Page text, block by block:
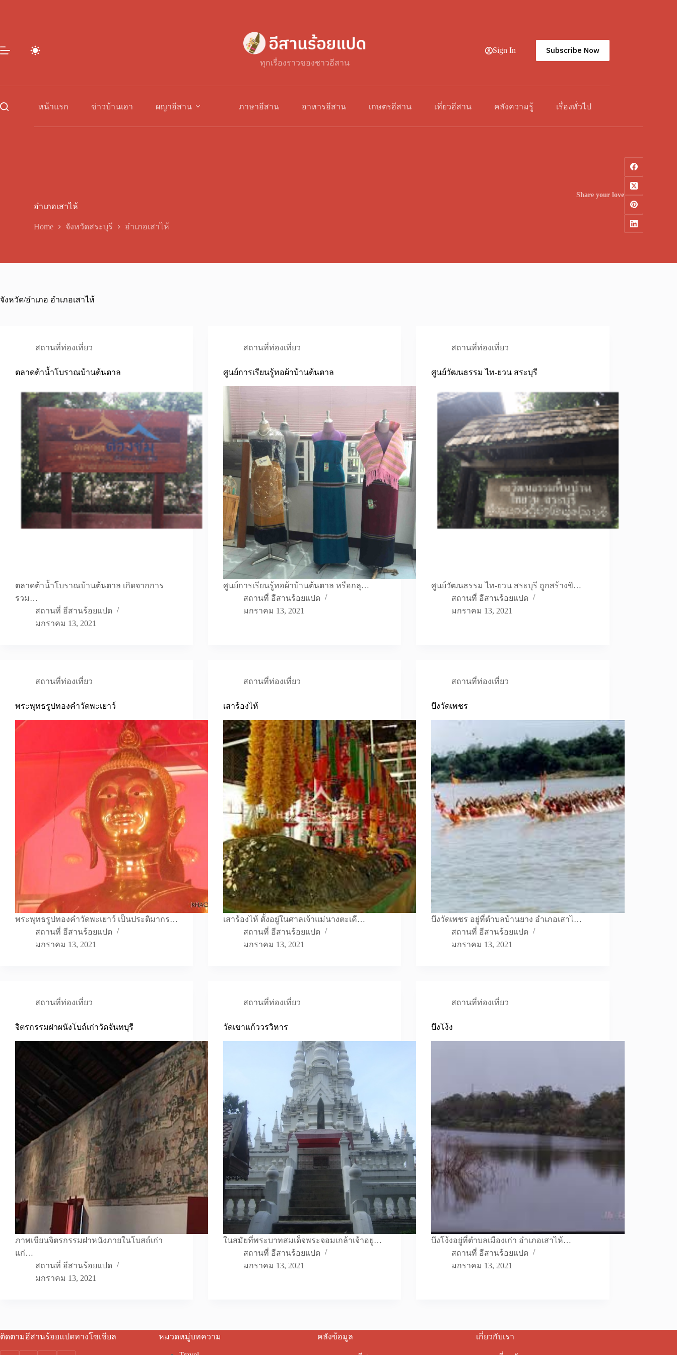
ทุกเรื่องราวของชาวอีสาน
Sign In Subscribe Now
หน้าแรก ข่าวบ้านเฮา ผญาอีสาน ภาษาอีสาน อาหารอีสาน เกษตรอีสาน เที่ยวอีสาน คลังความรู้ เรื่องทั่วไป
อำเภอเสาไห้
Home จังหวัดสระบุรี อำเภอเสาไห้
Share your love
จังหวัด/อำเภอ อำเภอเสาไห้
สถานที่ท่องเที่ยว
ตลาดต้าน้ำโบราณบ้านต้นตาล
ตลาดต้าน้ำโบราณบ้านต้นตาล เกิดจากการ
รวม…
สถานที่ อีสานร้อยแปด
มกราคม 13, 2021
สถานที่ท่องเที่ยว
ศูนย์การเรียนรู้ทอผ้าบ้านต้นตาล
ศูนย์การเรียนรู้ทอผ้าบ้านต้นตาล หรือกลุ…
สถานที่ อีสานร้อยแปด
มกราคม 13, 2021
สถานที่ท่องเที่ยว
ศูนย์วัฒนธรรม ไท-ยวน สระบุรี
ศูนย์วัฒนธรรม ไท-ยวน สระบุรี ถูกสร้างขึ…
สถานที่ อีสานร้อยแปด
มกราคม 13, 2021
สถานที่ท่องเที่ยว
พระพุทธรูปทองคำวัดพะเยาว์
พระพุทธรูปทองคำวัดพะเยาว์ เป็นประติมากร…
สถานที่ อีสานร้อยแปด
มกราคม 13, 2021
สถานที่ท่องเที่ยว
เสาร้องไห้
เสาร้องไห้ ตั้งอยู่ในศาลเจ้าแม่นางตะเคี…
สถานที่ อีสานร้อยแปด
มกราคม 13, 2021
สถานที่ท่องเที่ยว
บึงวัดเพชร
บึงวัดเพชร อยู่ที่ตำบลบ้านยาง อำเภอเสาไ…
สถานที่ อีสานร้อยแปด
มกราคม 13, 2021
สถานที่ท่องเที่ยว
จิตรกรรมฝาผนังโบถ์เก่าวัดจันทบุรี
ภาพเขียนจิตรกรรมฝาหนังภายในโบสถ์เก่า
แก่…
สถานที่ อีสานร้อยแปด
มกราคม 13, 2021
สถานที่ท่องเที่ยว
วัดเขาแก้ววรวิหาร
ในสมัยที่พระบาทสมเด็จพระจอมเกล้าเจ้าอยู…
สถานที่ อีสานร้อยแปด
มกราคม 13, 2021
สถานที่ท่องเที่ยว
บึงโง้ง
บึงโง้งอยู่ที่ตำบลเมืองเก่า อำเภอเสาไห้…
สถานที่ อีสานร้อยแปด
มกราคม 13, 2021
ติดตามอีสานร้อยแปดทางโซเชียล หมวดหมู่บทความ คลังข้อมูล เกี่ยวกับเรา